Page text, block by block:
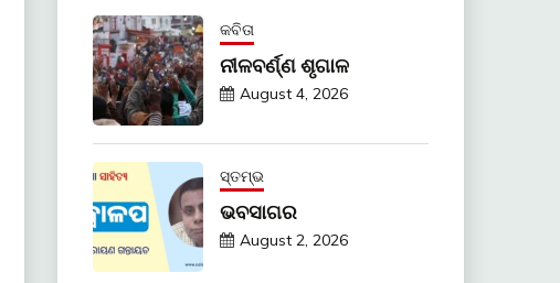
କବିତା
ନୀଳବର୍ଣ୍ଣ ଶୃଗାଳ
August 4, 2026
ସ୍ତମ୍ଭ
ଭବସାଗର
August 2, 2026